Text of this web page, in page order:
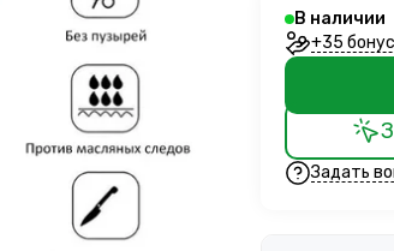
В наличии
+35
Задать